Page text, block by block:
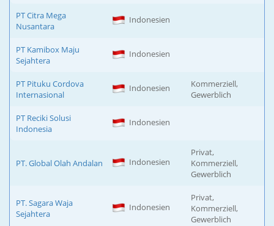
PT Citra Mega
Nusantara
Indonesien
PT Kamibox Maju
Sejahtera
Indonesien
PT Pituku Cordova
Internasional
Indonesien
Kommerziell,
Gewerblich
PT Reciki Solusi
Indonesia
Indonesien
PT. Global Olah Andalan Indonesien
Privat,
Kommerziell,
Gewerblich
PT. Sagara Waja
Sejahtera
Indonesien
Privat,
Kommerziell,
Gewerblich